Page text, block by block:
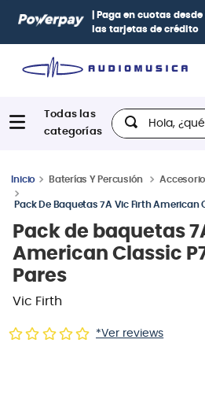
con todas Paga conhasta 12
Diners, BBVA e
Hola, ¿qué
Baterías Y Percusión
Pack De Baquetas 7A Vic Firth American
Pack de baquetas
American Classic
Pares
Vic Firth
*Ver reviews